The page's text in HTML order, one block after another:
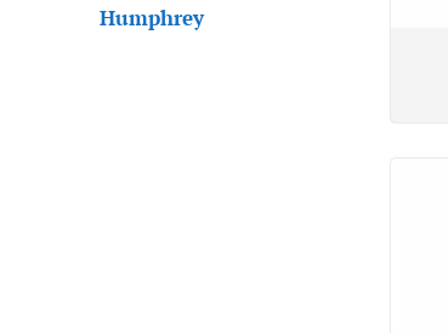
Humphrey